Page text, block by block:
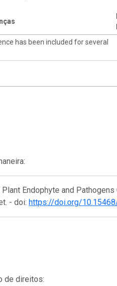
has been included for several
Endophyte and
- doi:https://doi.org/
de direitos: